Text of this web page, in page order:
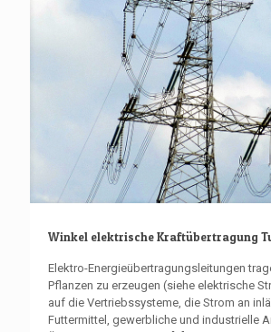
Winkel elektrische Kraftübertragung
Elektro-Energieübertragungsleitungen
Pflanzen zu erzeugen (siehe elektrische
auf die Vertriebssysteme, die Strom an
Futtermittel, gewerbliche und industrielle